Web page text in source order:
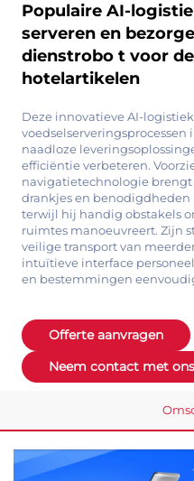
Populaire AI-
serveren en
dienstrobo t voor
hotelartikelen
Deze innovatieve AI-
naadloze
efficiëntie verbeteren.
navigatietechnologie
drankjes en benodigdheden
terwijl hij handig obstakels
ruimtes manoeuvreert. Zijn
veilige transport van
intuïtieve interface
en bestemmingen
Offerte aanvragen
Neem contact met